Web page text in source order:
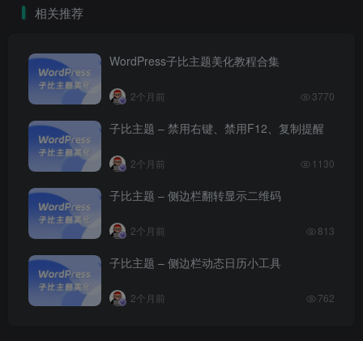
相关推荐
WordPress子比主题美化教程合集
2个月前 3770
子比主题 – 禁用右键、禁用F12、复制提醒
2个月前 1130
子比主题 – 侧边栏翻转显示二维码
2个月前 813
子比主题 – 侧边栏动态日历小工具
2个月前 762